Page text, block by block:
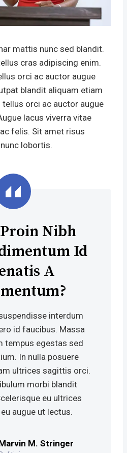
mattis nunc sed blandit.
cras adipiscing enim.
orci ac auctor augue
blandit aliquam etiam
tellus orci ac auctor augue
lacus viverra vitae
felis. Sit amet risus
lobortis.
Nibh
Id
A
interdum
id faucibus. Massa
tempus egestas sed
In nulla posuere
ultrices sagittis orci.
morbi blandit
eu ultrices
augue ut lectus.
M. Stringer